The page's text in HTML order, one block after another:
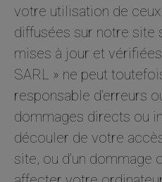
votre utilisation de
diffusées sur notre site
mises à jour et
SARL » ne peut
responsable d’erreurs
dommages directs ou
découler de votre
site, ou d’un dommage